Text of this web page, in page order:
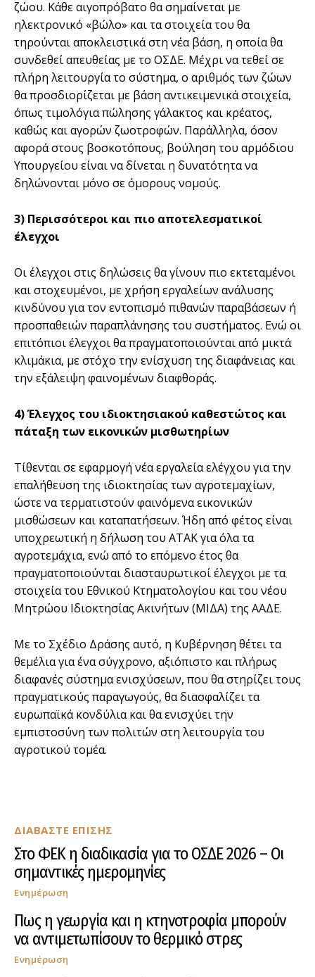
ΔΙΑΒΑΣΤΕ ΕΠΙΣΗΣ
Στο ΦΕΚ η διαδικασία για το ΟΣΔΕ 2026 – Οι
σημαντικές ημερομηνίες
Ενημέρωση
Πως η γεωργία και η κτηνοτροφία μπορούν
να αντιμετωπίσουν το θερμικό στρες
Ενημέρωση
ζώου. Κάθε αιγοπρόβατο θα σημαίνεται με
ηλεκτρονικό «βώλο» και τα στοιχεία του θα
τηρούνται αποκλειστικά στη νέα βάση, η οποία θα
συνδεθεί απευθείας με το ΟΣΔΕ. Μέχρι να τεθεί σε
πλήρη λειτουργία το σύστημα, ο αριθμός των ζώων
θα προσδιορίζεται με βάση αντικειμενικά στοιχεία,
όπως τιμολόγια πώλησης γάλακτος και κρέατος,
καθώς και αγορών ζωοτροφών. Παράλληλα, όσον
αφορά στους βοσκοτόπους, βούληση του αρμόδιου
Υπουργείου είναι να δίνεται η δυνατότητα να
δηλώνονται μόνο σε όμορους νομούς.
3) Περισσότεροι και πιο αποτελεσματικοί
έλεγχοι
Οι έλεγχοι στις δηλώσεις θα γίνουν πιο εκτεταμένοι
και στοχευμένοι, με χρήση εργαλείων ανάλυσης
κινδύνου για τον εντοπισμό πιθανών παραβάσεων ή
προσπαθειών παραπλάνησης του συστήματος. Ενώ οι
επιτόπιοι έλεγχοι θα πραγματοποιούνται από μικτά
κλιμάκια, με στόχο την ενίσχυση της διαφάνειας και
την εξάλειψη φαινομένων διαφθοράς.
4) Έλεγχος του ιδιοκτησιακού καθεστώτος και
πάταξη των εικονικών μισθωτηρίων
Τίθενται σε εφαρμογή νέα εργαλεία ελέγχου για την
επαλήθευση της ιδιοκτησίας των αγροτεμαχίων,
ώστε να τερματιστούν φαινόμενα εικονικών
μισθώσεων και καταπατήσεων. Ήδη από φέτος είναι
υποχρεωτική η δήλωση του ΑΤΑΚ για όλα τα
αγροτεμάχια, ενώ από το επόμενο έτος θα
πραγματοποιούνται διασταυρωτικοί έλεγχοι με τα
στοιχεία του Εθνικού Κτηματολογίου και του νέου
Μητρώου Ιδιοκτησίας Ακινήτων (ΜΙΔΑ) της ΑΑΔΕ.
Με το Σχέδιο Δράσης αυτό, η Κυβέρνηση θέτει τα
θεμέλια για ένα σύγχρονο, αξιόπιστο και πλήρως
διαφανές σύστημα ενισχύσεων, που θα στηρίζει τους
πραγματικούς παραγωγούς, θα διασφαλίζει τα
ευρωπαϊκά κονδύλια και θα ενισχύει την
εμπιστοσύνη των πολιτών στη λειτουργία του
αγροτικού τομέα.